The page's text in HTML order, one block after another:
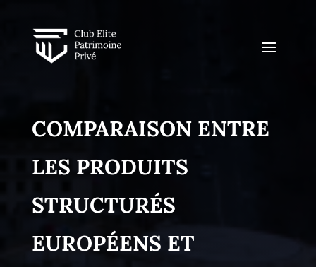
COMPARAISON ENTRE
LES PRODUITS
STRUCTURÉS
EUROPÉENS ET